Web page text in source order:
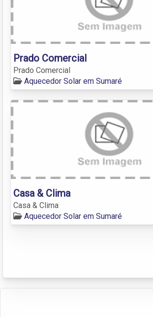
Prado Comercial
Prado Comercial
Aquecedor Solar em Sumaré
Casa & Clima
Casa & Clima
Aquecedor Solar em Sumaré